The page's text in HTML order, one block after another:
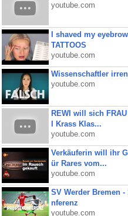
youtube.com
I shaved my
TATTOOS
youtube.com
Wissenschaftler irren
youtube.com
REWI will sich
I Krass Klas...
youtube.com
Verkäuferin will ihr
ür Rares vom...
youtube.com
SV Werder Bremen
nferenz
youtube.com